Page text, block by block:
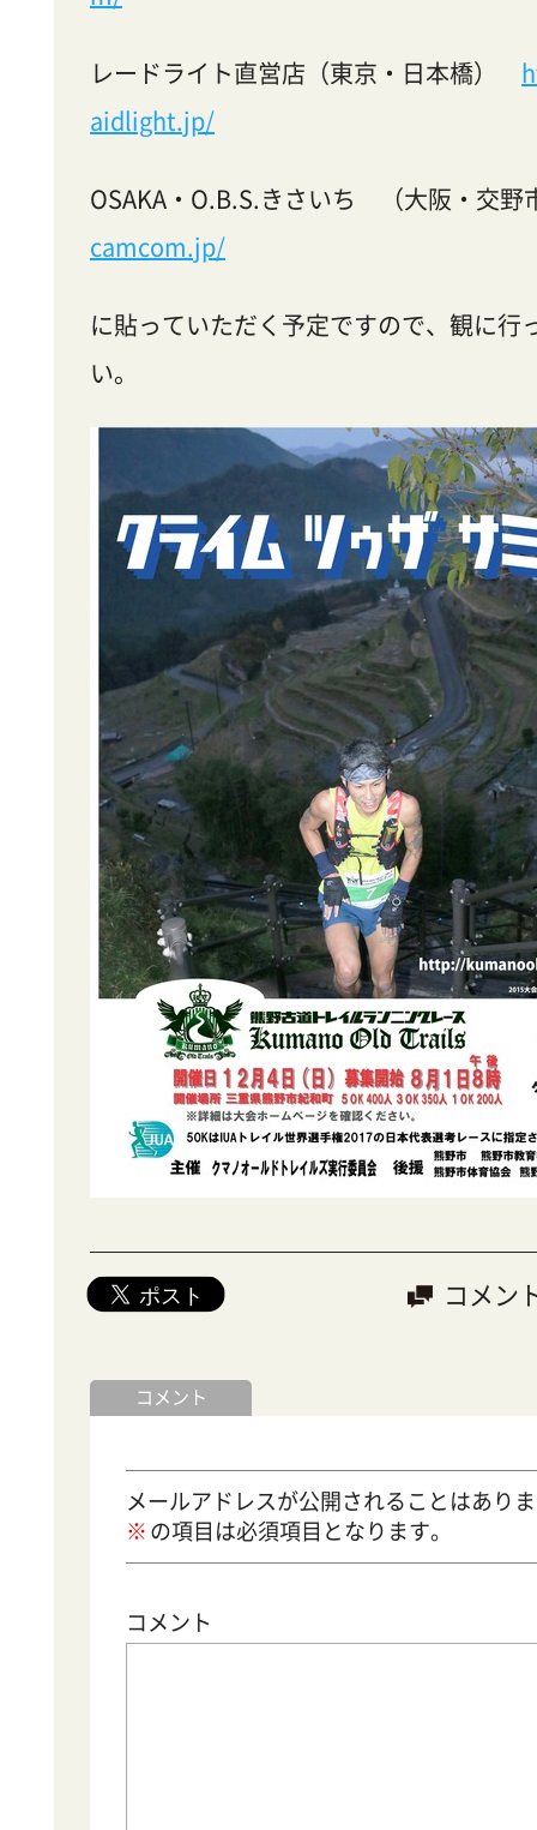
レードライト直営店（東京・日本橋）
aidlight.jp/
OSAKA・O.B.S.きさいち （大阪・交
camcom.jp/
に貼っていただく予定ですので、観に行
い。
コメン
コメント
メールアドレスが公開されることはあり
の項目は必須項目となります。
コメント